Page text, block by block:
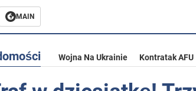
MAIN
Wojna Na Ukrainie Kontratak AFU